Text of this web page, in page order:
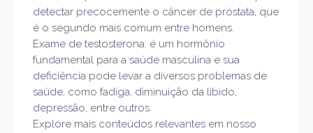
detectar precocemente o câncer de próstata, que
é o segundo mais comum entre homens.
Exame de testosterona: é um hormônio
fundamental para a saúde masculina e sua
deficiência pode levar a diversos problemas de
saúde, como fadiga, diminuição da libido,
depressão, entre outros.
Explore mais conteúdos relevantes em nosso